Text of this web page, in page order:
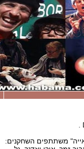
משתתפים השחקנים: